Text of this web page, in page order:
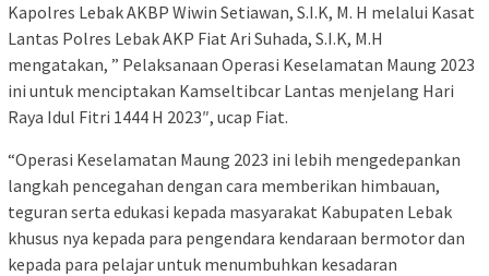
Kapolres Lebak AKBP Wiwin Setiawan, S.I.K, M. H melalui Kasat
Lantas Polres Lebak AKP Fiat Ari Suhada, S.I.K, M.H
mengatakan, ” Pelaksanaan Operasi Keselamatan Maung 2023
ini untuk menciptakan Kamseltibcar Lantas menjelang Hari
Raya Idul Fitri 1444 H 2023″, ucap Fiat.
“Operasi Keselamatan Maung 2023 ini lebih mengedepankan
langkah pencegahan dengan cara memberikan himbauan,
teguran serta edukasi kepada masyarakat Kabupaten Lebak
khusus nya kepada para pengendara kendaraan bermotor dan
kepada para pelajar untuk menumbuhkan kesadaran